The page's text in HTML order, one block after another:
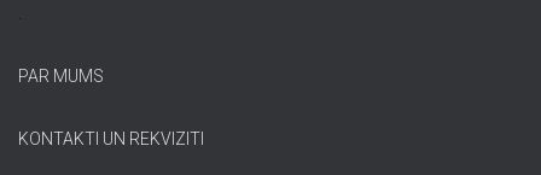
PAR MUMS
KONTAKTI UN REKVIZITI